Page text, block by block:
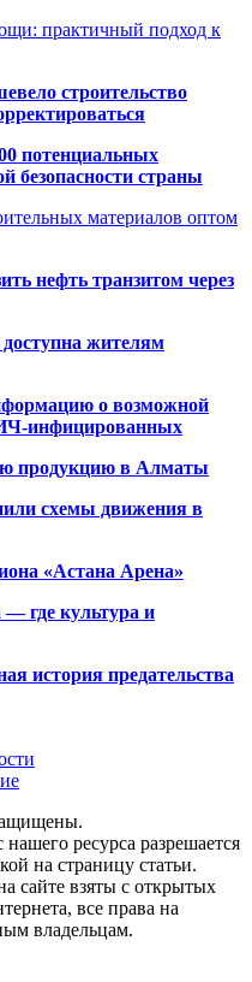
практичный подход к
строительство
потенциальных
безопасности страны
материалов оптом
нефть транзитом через
жителям
о возможной
инфицированных
продукцию в Алматы
схемы движения в
«Астана Арена»
где культура и
история предательства
ресурса разрешается
на страницу статьи.
сайте взяты с открытых
все права на
владельцам.